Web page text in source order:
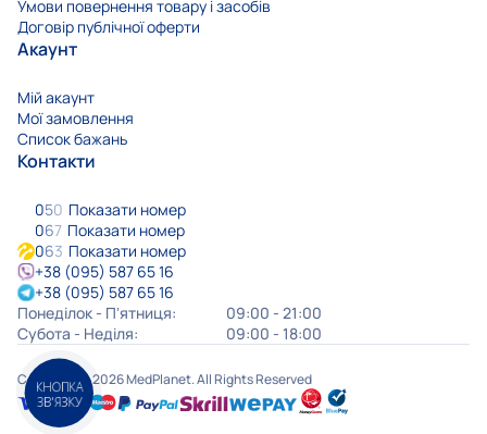
КНОПКА
ЗВ'ЯЗКУ